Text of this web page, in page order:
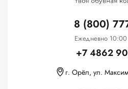
8 (800)
Ежедневно
+7 4862
г. Орёл, ул.